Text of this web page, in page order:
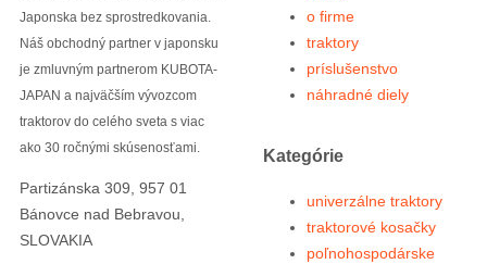
Japonska bez sprostredkovania.
Náš obchodný partner v japonsku
je zmluvným partnerom KUBOTA-
JAPAN a najväčším vývozcom
traktorov do celého sveta s viac
ako 30 ročnými skúsenosťami.
Partizánska 309, 957 01
Bánovce nad Bebravou,
SLOVAKIA
o firme
traktory
príslušenstvo
náhradné diely
Kategórie
univerzálne traktory
traktorové kosačky
poľnohospodárske